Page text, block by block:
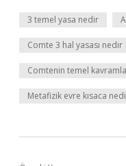
3 temel yasa nedir
Comte 3 hal yasası nedir
Comtenin temel
Metafizik evre kısaca